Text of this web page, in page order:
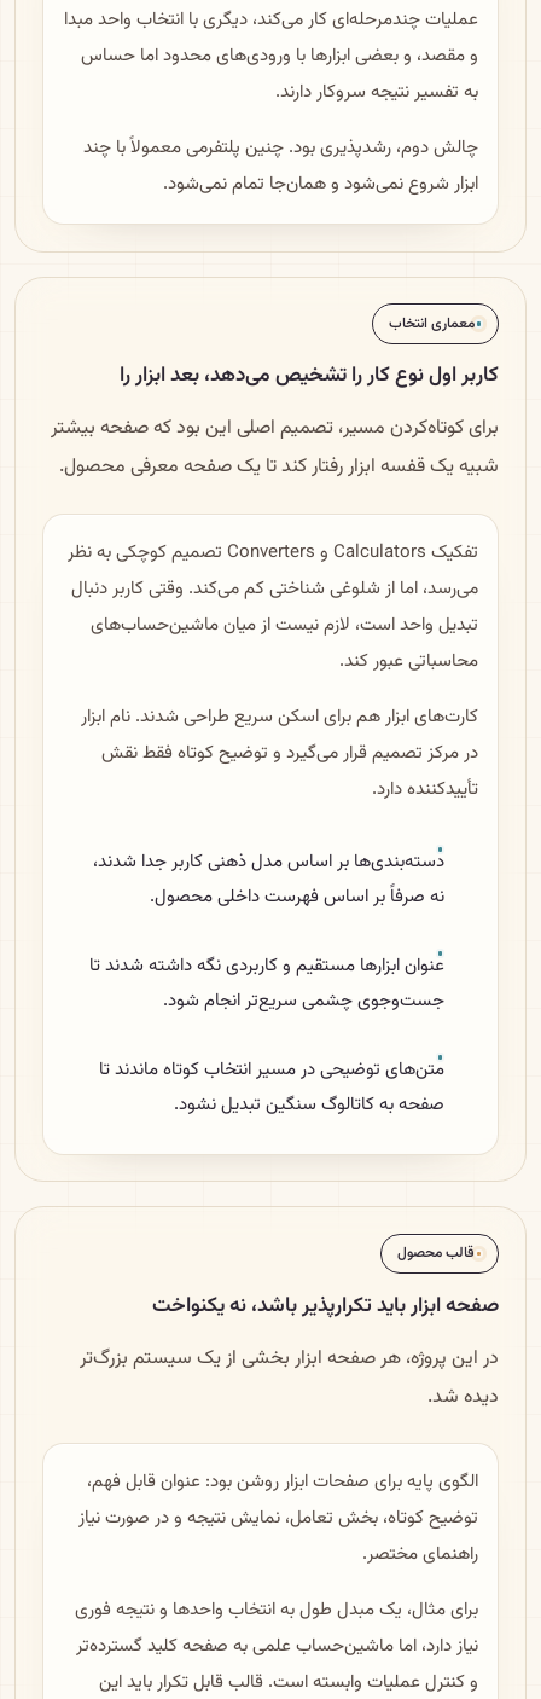
عملیات چندمرحله‌ای کار می‌کند، دیگری با انتخاب واحد مبدا
و مقصد، و بعضی ابزارها با ورودی‌های محدود اما حساس
به تفسیر نتیجه سروکار دارند.
چالش دوم، رشدپذیری بود. چنین پلتفرمی معمولاً با چند
ابزار شروع نمی‌شود و همان‌جا تمام نمی‌شود.
معماری انتخاب
کاربر اول نوع کار را تشخیص می‌دهد، بعد ابزار را
برای کوتاه‌کردن مسیر، تصمیم اصلی این بود که صفحه بیشتر
شبیه یک قفسه ابزار رفتار کند تا یک صفحه معرفی محصول.
تفکیک Calculators و Converters تصمیم کوچکی به نظر
می‌رسد، اما از شلوغی شناختی کم می‌کند. وقتی کاربر دنبال
تبدیل واحد است، لازم نیست از میان ماشین‌حساب‌های
محاسباتی عبور کند.
کارت‌های ابزار هم برای اسکن سریع طراحی شدند. نام ابزار
در مرکز تصمیم قرار می‌گیرد و توضیح کوتاه فقط نقش
تأییدکننده دارد.
دسته‌بندی‌ها بر اساس مدل ذهنی کاربر جدا شدند،
نه صرفاً بر اساس فهرست داخلی محصول.
عنوان ابزارها مستقیم و کاربردی نگه داشته شدند تا
جست‌وجوی چشمی سریع‌تر انجام شود.
متن‌های توضیحی در مسیر انتخاب کوتاه ماندند تا
صفحه به کاتالوگ سنگین تبدیل نشود.
قالب محصول
صفحه ابزار باید تکرارپذیر باشد، نه یکنواخت
در این پروژه، هر صفحه ابزار بخشی از یک سیستم بزرگ‌تر
دیده شد.
الگوی پایه برای صفحات ابزار روشن بود: عنوان قابل فهم،
توضیح کوتاه، بخش تعامل، نمایش نتیجه و در صورت نیاز
راهنمای مختصر.
برای مثال، یک مبدل طول به انتخاب واحدها و نتیجه فوری
نیاز دارد، اما ماشین‌حساب علمی به صفحه کلید گسترده‌تر
و کنترل عملیات وابسته است. قالب قابل تکرار باید این